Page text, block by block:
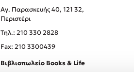
Αγ. Παρασκευής 40, 121 32,
Περιστέρι
Tηλ.: 210 330 2828
Fax: 210 3300439
Βιβλιοπωλείο Books & Life